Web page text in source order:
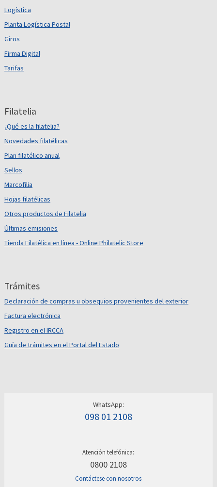
Logística
Planta Logística Postal
Giros
Firma Digital
Tarifas
Filatelia
¿Qué es la filatelia?
Novedades filatélicas
Plan filatélico anual
Sellos
Marcofilia
Hojas filatélicas
Otros productos de Filatelia
Últimas emisiones
Tienda Filatélica en línea - Online Philatelic Store
Trámites
Declaración de compras u obsequios provenientes del exterior
Factura electrónica
Registro en el IRCCA
Guía de trámites en el Portal del Estado
WhatsApp:
098 01 2108
Atención telefónica:
0800 2108
Contáctese con nosotros